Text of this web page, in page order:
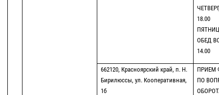
18.00
ОБЕД
14.00
662120, Красноярский край, п. Н.
Бирилюссы, ул. Кооперативная,
1б
ПРИЕМ
ПО